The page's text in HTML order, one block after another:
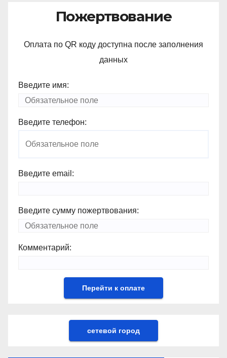
Пожертвование
Оплата по QR коду доступна после заполнения
данных
Введите имя:
Введите телефон:
Введите email:
Введите сумму пожертвования:
Комментарий:
сетевой город